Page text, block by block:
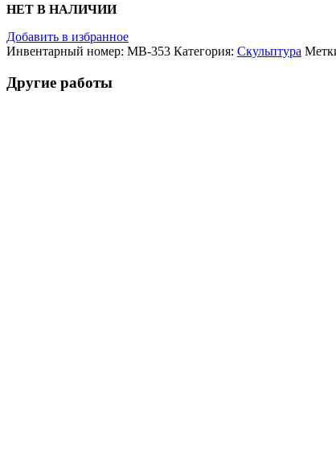
НЕТ В НАЛИЧИИ
Добавить в избранное
Инвентарный номер: МВ-353 Категория: Скульптура
Другие работы